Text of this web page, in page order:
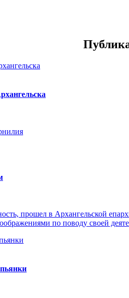
прошел в Архангельской
по поводу своей